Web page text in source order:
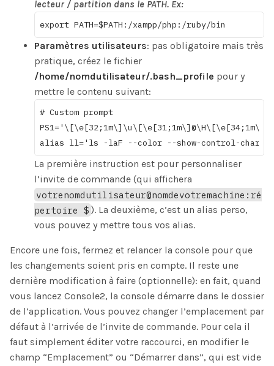
lecteur / partition dans le PATH. Ex:
Paramètres utilisateurs: pas obligatoire mais très
pratique, créez le fichier
/home/nomdutilisateur/.bash_profile pour y
mettre le contenu suivant:
# Custom prompt
La première instruction est pour personnaliser
l’invite de commande (qui affichera
votrenomdutilisateur@nomdevotremachine:ré
pertoire $ ). La deuxième, c’est un alias perso,
vous pouvez y mettre tous vos alias.
Encore une fois, fermez et relancer la console pour que
les changements soient pris en compte. Il reste une
dernière modification à faire (optionnelle): en fait, quand
vous lancez Console2, la console démarre dans le dossier
de l’application. Vous pouvez changer l’emplacement par
défaut à l’arrivée de l’invite de commande. Pour cela il
faut simplement éditer votre raccourci, en modifier le
champ “Emplacement” ou “Démarrer dans”, qui est vide